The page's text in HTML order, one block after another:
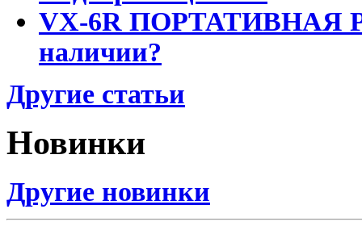
VX-6R ПОРТАТИВНАЯ
наличии?
Другие статьи
Новинки
Другие новинки